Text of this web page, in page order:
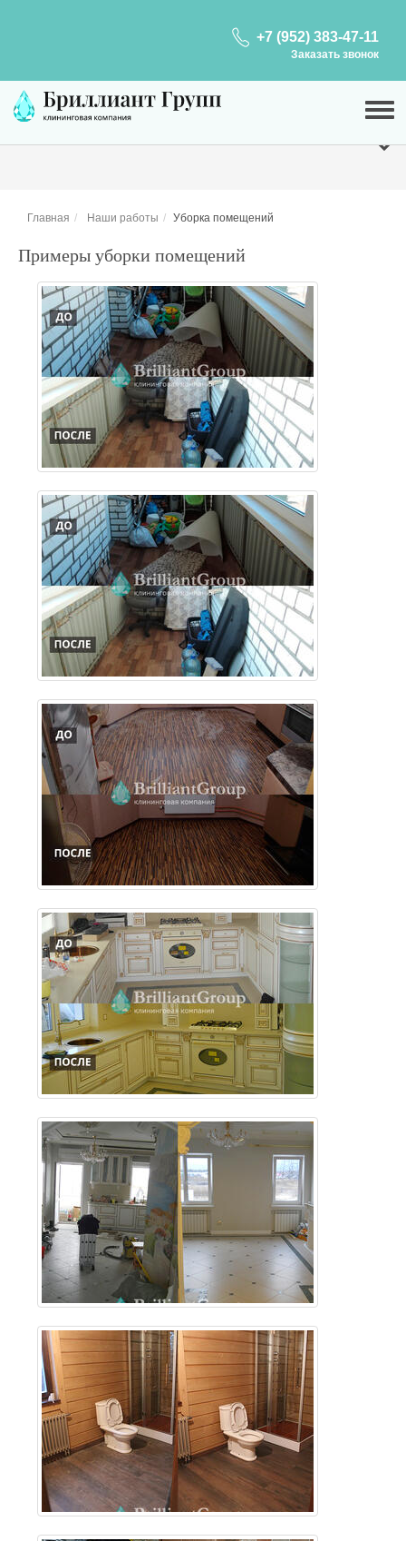
+7 (952) 383-47-11
Заказать звонок
Главная Наши работы Уборка помещений
Примеры уборки помещений